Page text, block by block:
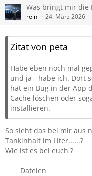
Was bringt mir die
reini 24. März 2026
Zitat von peta
Habe eben noch mal
und ja - habe ich. Dort
hat ein Bug in der App
Cache löschen oder
installieren.
So sieht das bei mir aus
Tankinhalt im Liter......?
Wie ist es bei euch ?
Dateien